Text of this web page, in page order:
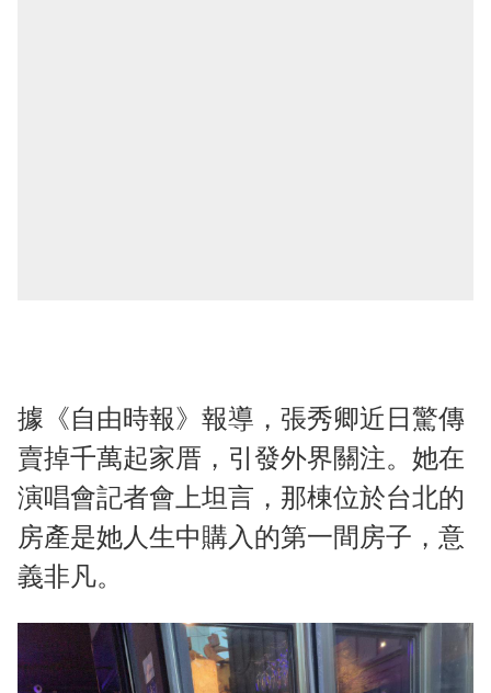
據《自由時報》報導，張秀卿近日驚傳
賣掉千萬起家厝，引發外界關注。她在
演唱會記者會上坦言，那棟位於台北的
房產是她人生中購入的第一間房子，意
義非凡。